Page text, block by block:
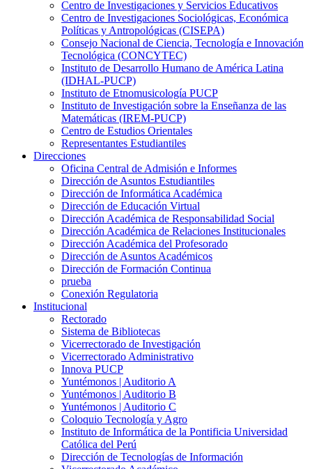
Centro de Investigaciones y Servicios Educativos
Centro de Investigaciones Sociológicas, Económica
Políticas y Antropológicas (CISEPA)
Consejo Nacional de Ciencia, Tecnología e Innovación
Tecnológica (CONCYTEC)
Instituto de Desarrollo Humano de América Latina
(IDHAL-PUCP)
Instituto de Etnomusicología PUCP
Instituto de Investigación sobre la Enseñanza de las
Matemáticas (IREM-PUCP)
Centro de Estudios Orientales
Representantes Estudiantiles
Direcciones
Oficina Central de Admisión e Informes
Dirección de Asuntos Estudiantiles
Dirección de Informática Académica
Dirección de Educación Virtual
Dirección Académica de Responsabilidad Social
Dirección Académica de Relaciones Institucionales
Dirección Académica del Profesorado
Dirección de Asuntos Académicos
Dirección de Formación Continua
prueba
Conexión Regulatoria
Institucional
Rectorado
Sistema de Bibliotecas
Vicerrectorado de Investigación
Vicerrectorado Administrativo
Innova PUCP
Yuntémonos | Auditorio A
Yuntémonos | Auditorio B
Yuntémonos | Auditorio C
Coloquio Tecnología y Agro
Instituto de Informática de la Pontificia Universidad
Católica del Perú
Dirección de Tecnologías de Información